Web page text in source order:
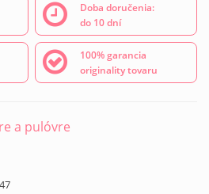
Doba doručenia:
do 10 dní
100% garancia
originality tovaru
a pulóvre